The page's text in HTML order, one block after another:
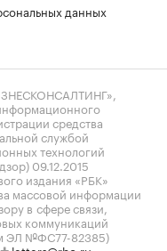
данных
средства
службой
технологий
09.12.2015
издания «РБК»
массовой информации
в сфере связи,
коммуникаций
ЭЛ №ФС77-82385)